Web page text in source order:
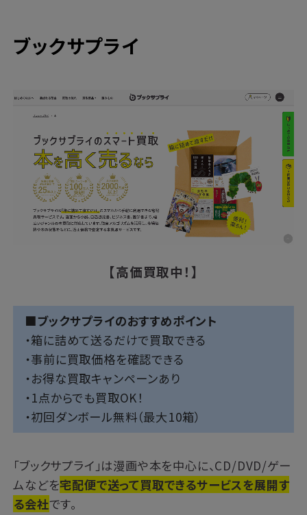
ブックサプライ
【高価買取中！】
■ブックサプライのおすすめポイント
・箱に詰めて送るだけで買取できる
・事前に買取価格を確認できる
・お得な買取キャンペーンあり
・1点からでも買取OK！
・初回ダンボール無料（最大10箱）
「ブックサプライ」は漫画や本を中心に、CD/DVD/ゲー
ムなどを宅配便で送って買取できるサービスを展開す
る会社です。